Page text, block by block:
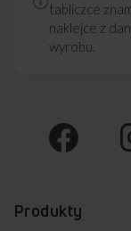
tabliczce
naklejce z
wyrobu.
Produkty